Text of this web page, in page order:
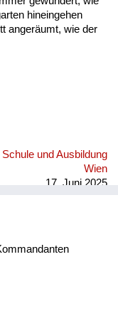
hineingehen
angeräumt, wie der
Schule und Ausbildung
Wien
17. Juni 2025